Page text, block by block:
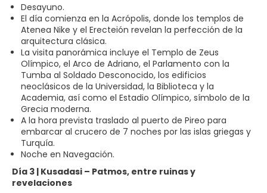
Desayuno.
El día comienza en la Acrópolis, donde los templos de
Atenea Nike y el Erecteión revelan la perfección de la
arquitectura clásica.
La visita panorámica incluye el Templo de Zeus
Olímpico, el Arco de Adriano, el Parlamento con la
Tumba al Soldado Desconocido, los edificios
neoclásicos de la Universidad, la Biblioteca y la
Academia, así como el Estadio Olímpico, símbolo de la
Grecia moderna.
A la hora prevista traslado al puerto de Pireo para
embarcar al crucero de 7 noches por las islas griegas y
Turquía.
Noche en Navegación.
Día 3 | Kusadasi – Patmos, entre ruinas y
revelaciones